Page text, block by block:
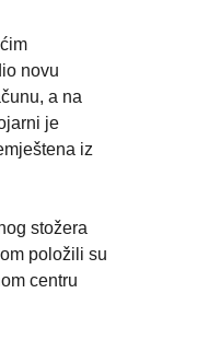
novu
a na
je
iz
stožera
položili su
centru